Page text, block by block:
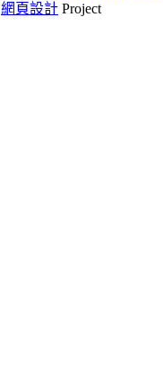
網頁設計 Project